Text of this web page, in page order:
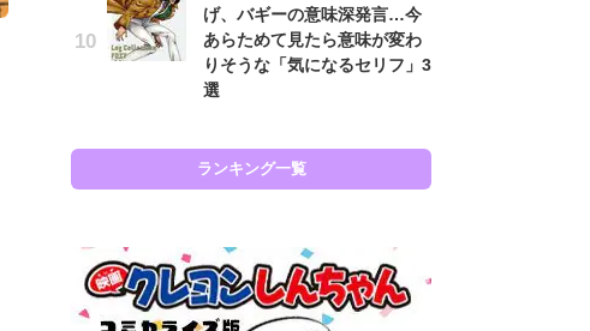
げ、バギーの意味深発言…今
あらためて見たら意味が変わ
りそうな「気になるセリフ」3
選
ランキング一覧